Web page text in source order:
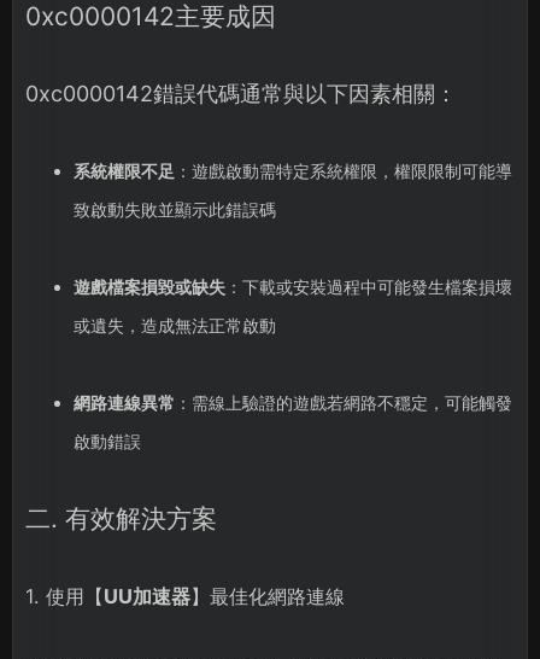
0xc0000142主要成因
0xc0000142錯誤代碼通常與以下因素相關：
系統權限不足 ：遊戲啟動需特定系統權限，權限限制可能導
致啟動失敗並顯示此錯誤碼
遊戲檔案損毀或缺失：下載或安裝過程中可能發生檔案損壞
或遺失，造成無法正常啟動
網路連線異常 ：需線上驗證的遊戲若網路不穩定，可能觸發
啟動錯誤
二. 有效解決方案
1. 使用【UU加速器】最佳化網路連線